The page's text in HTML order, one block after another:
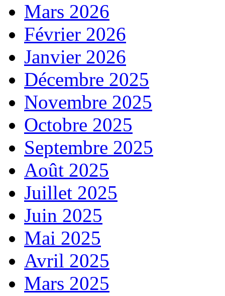
Mars 2026
Février 2026
Janvier 2026
Décembre 2025
Novembre 2025
Octobre 2025
Septembre 2025
Août 2025
Juillet 2025
Juin 2025
Mai 2025
Avril 2025
Mars 2025